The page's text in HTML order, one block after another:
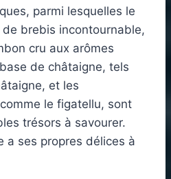
parmi lesquelles le
de brebis incontournable,
cru aux arômes
de châtaigne, tels
et les
le figatellu, sont
trésors à savourer.
a ses propres délices à